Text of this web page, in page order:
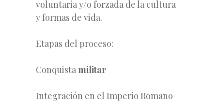
voluntaria y/o forzada de la cultura
y formas de vida.
Etapas del proceso:
Conquista militar
Integración en el Imperio Romano